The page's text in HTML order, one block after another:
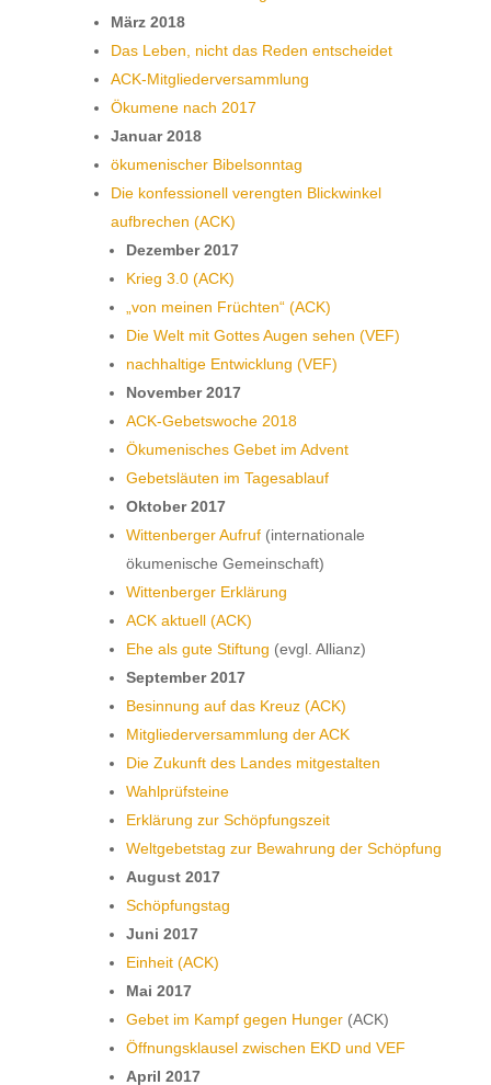
März 2018
Das Leben, nicht das Reden entscheidet
ACK-Mitgliederversammlung
Ökumene nach 2017
Januar 2018
ökumenischer Bibelsonntag
Die konfessionell verengten Blickwinkel
aufbrechen (ACK)
Dezember 2017
Krieg 3.0 (ACK)
„von meinen Früchten“ (ACK)
Die Welt mit Gottes Augen sehen (VEF)
nachhaltige Entwicklung (VEF)
November 2017
ACK-Gebetswoche 2018
Ökumenisches Gebet im Advent
Gebetsläuten im Tagesablauf
Oktober 2017
Wittenberger Aufruf(internationale
ökumenische Gemeinschaft)
Wittenberger Erklärung
ACK aktuell (ACK)
Ehe als gute Stiftung (evgl. Allianz)
September 2017
Besinnung auf das Kreuz (ACK)
Mitgliederversammlung der ACK
Die Zukunft des Landes mitgestalten
Wahlprüfsteine
Erklärung zur Schöpfungszeit
Weltgebetstag zur Bewahrung der Schöpfung
August 2017
Schöpfungstag
Juni 2017
Einheit (ACK)
Mai 2017
Gebet im Kampf gegen Hunger (ACK)
Öffnungsklausel zwischen EKD und VEF
April 2017